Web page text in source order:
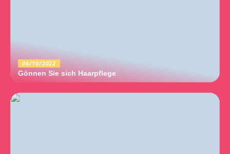
06/10/2022
Gönnen Sie sich Haarpflege